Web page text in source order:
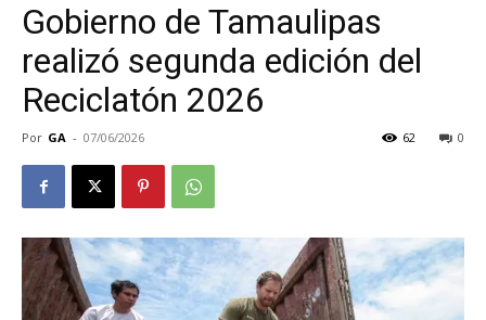
Gobierno de Tamaulipas
realizó segunda edición del
Reciclatón 2026
Por GA - 07/06/2026 0
62